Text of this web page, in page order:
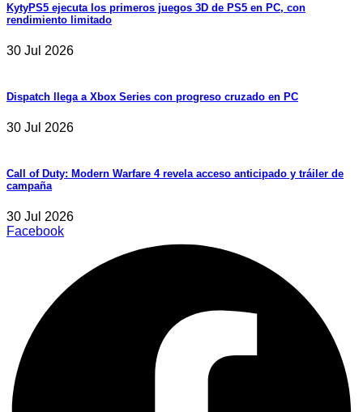
KytyPS5 ejecuta los primeros juegos 3D de PS5 en PC, con
rendimiento limitado
30 Jul 2026
Dispatch llega a Xbox Series con progreso cruzado en PC
30 Jul 2026
Call of Duty: Modern Warfare 4 revela acceso anticipado y tráiler de
campaña
30 Jul 2026
Facebook